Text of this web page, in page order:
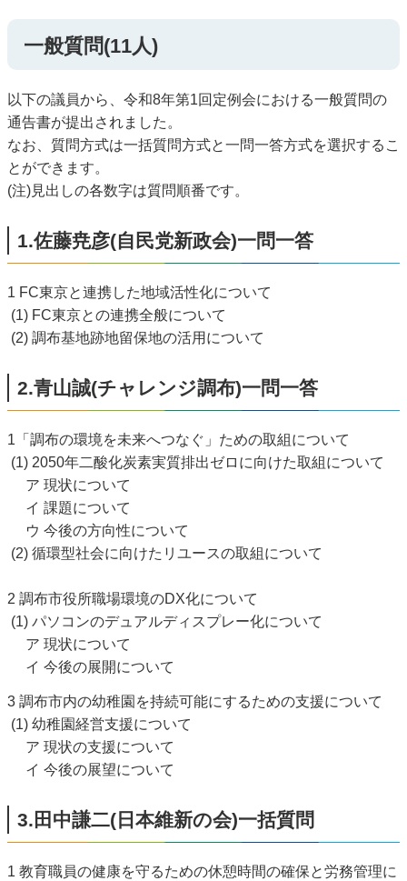
一般質問(11人)
以下の議員から、令和8年第1回定例会における一般質問の
通告書が提出されました。
なお、質問方式は一括質問方式と一問一答方式を選択するこ
とができます。
(注)見出しの各数字は質問順番です。
1.佐藤尭彦(自民党新政会)一問一答
1 FC東京と連携した地域活性化について
(1) FC東京との連携全般について
(2) 調布基地跡地留保地の活用について
2.青山誠(チャレンジ調布)一問一答
1「調布の環境を未来へつなぐ」ための取組について
(1) 2050年二酸化炭素実質排出ゼロに向けた取組について
ア 現状について
イ 課題について
ウ 今後の方向性について
(2) 循環型社会に向けたリユースの取組について
2 調布市役所職場環境のDX化について
(1) パソコンのデュアルディスプレー化について
ア 現状について
イ 今後の展開について
3 調布市内の幼稚園を持続可能にするための支援について
(1) 幼稚園経営支援について
ア 現状の支援について
イ 今後の展望について
3.田中謙二(日本維新の会)一括質問
1 教育職員の健康を守るための休憩時間の確保と労務管理に